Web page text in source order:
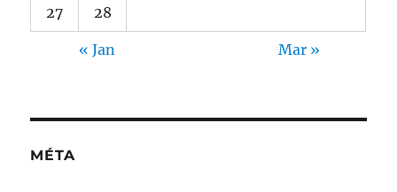
27 28
« Jan Mar »
MÉTA